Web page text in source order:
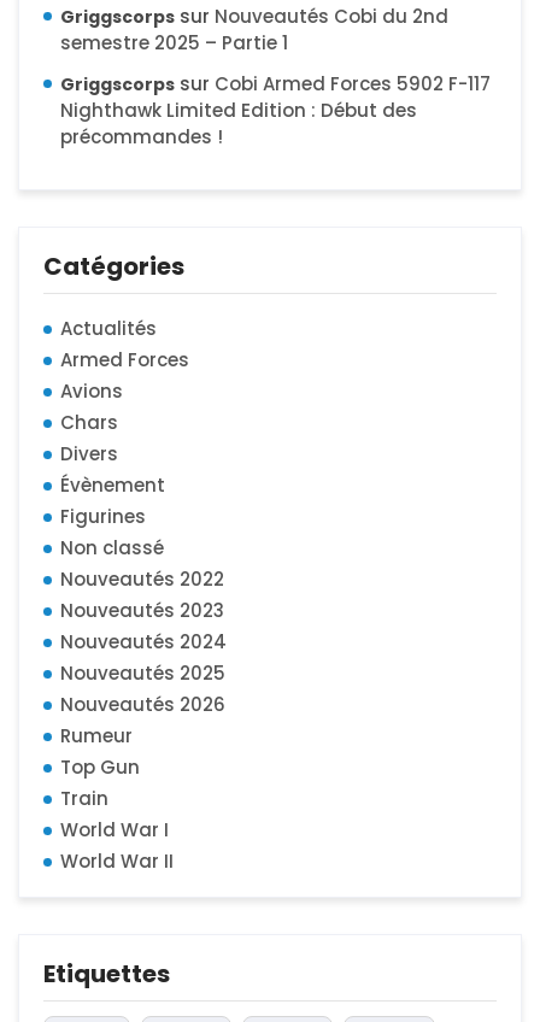
Griggscorps sur Nouveautés Cobi du 2nd
semestre 2025 – Partie 1
Griggscorps sur Cobi Armed Forces 5902 F-117
Nighthawk Limited Edition : Début des
précommandes !
Catégories
Actualités
Armed Forces
Avions
Chars
Divers
Évènement
Figurines
Non classé
Nouveautés 2022
Nouveautés 2023
Nouveautés 2024
Nouveautés 2025
Nouveautés 2026
Rumeur
Top Gun
Train
World War I
World War II
Etiquettes